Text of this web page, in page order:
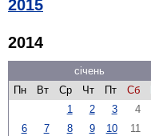
2015
2014
січень
Пн
Вт Ср Чт Пт Сб
1
2 3 4
6
7 8 9 10 11